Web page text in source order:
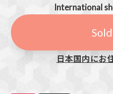
International
日本国内にお